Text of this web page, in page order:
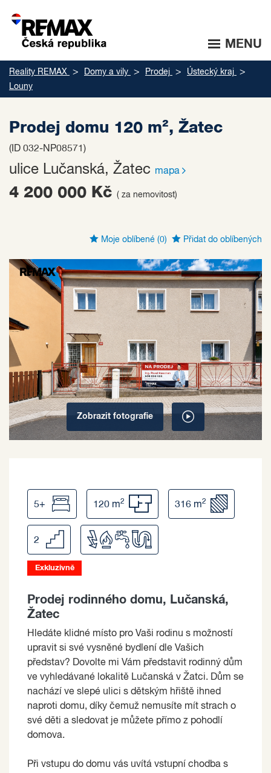
MENU
Reality REMAX Domy a vily Prodej
Ústecký kraj
Louny
Prodej domu 120 m², Žatec
(ID 032-NP08571)
ulice Lučanská, Žatec mapa
4 200 000 Kč ( za nemovitost)
Moje oblíbené (0) Přidat do oblíbených
Zobrazit fotografie
5+ 120 m2 316 m2
2
Exkluzivně
Prodej rodinného domu, Lučanská,
Žatec
Hledáte klidné místo pro Vaši rodinu s možností
upravit si své vysněné bydlení dle Vašich
představ? Dovolte mi Vám představit rodinný dům
ve vyhledávané lokalitě Lučanská v Žatci. Dům se
nachází ve slepé ulici s dětským hřiště ihned
naproti domu, díky čemuž nemusíte mít strach o
své děti a sledovat je můžete přímo z pohodlí
domova.
Při vstupu do domu vás uvítá vstupní chodba s